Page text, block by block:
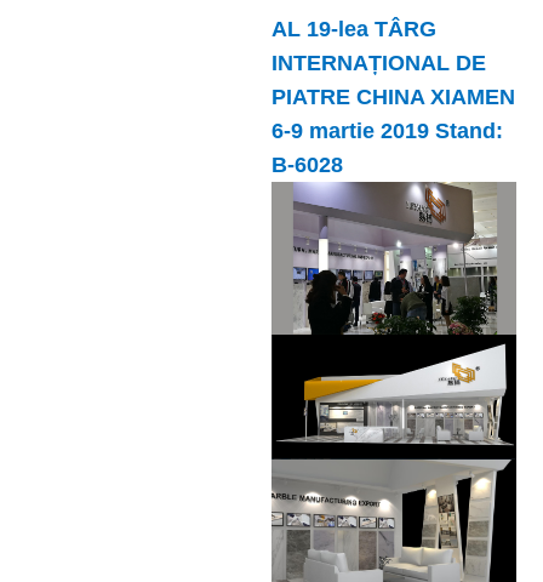
AL 19-lea TÂRG
INTERNAȚIONAL DE
PIATRE CHINA XIAMEN
6-9 martie 2019 Stand:
B-6028